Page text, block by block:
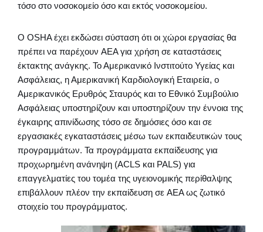
τόσο στο νοσοκομείο όσο και εκτός νοσοκομείου.
Ο OSHA έχει εκδώσει σύσταση ότι οι χώροι εργασίας θα
πρέπει να παρέχουν AEΑ για χρήση σε καταστάσεις
έκτακτης ανάγκης. Το Αμερικανικό Ινστιτούτο Υγείας και
Ασφάλειας, η Αμερικανική Καρδιολογική Εταιρεία, ο
Αμερικανικός Ερυθρός Σταυρός και το Εθνικό Συμβούλιο
Ασφάλειας υποστηρίζουν και υποστηρίζουν την έννοια της
έγκαιρης απινίδωσης τόσο σε δημόσιες όσο και σε
εργασιακές εγκαταστάσεις μέσω των εκπαιδευτικών τους
προγραμμάτων. Τα προγράμματα εκπαίδευσης για
προχωρημένη ανάνηψη (ACLS και PALS) για
επαγγελματίες του τομέα της υγειονομικής περίθαλψης
επιβάλλουν πλέον την εκπαίδευση σε AEΑ ως ζωτικό
στοιχείο του προγράμματος.